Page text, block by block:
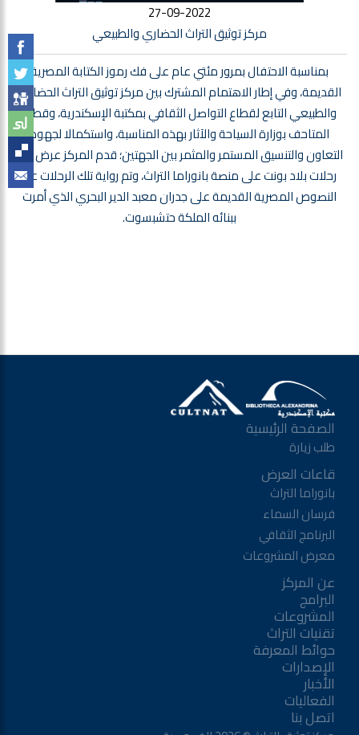
27-09-2022
مركز توثيق التراث الحضاري والطبيعي
بمناسبة الاحتفال بمرور مئتي عام على فك رموز الكتابة المصرية
القديمة، وفي إطار الاهتمام المشترك بين مركز توثيق التراث الحضاري
والطبيعي التابع لقطاع التواصل الثقافي بمكتبة الإسكندرية، وقطاع
المتاحف بوزارة السياحة والآثار بهذه المناسبة، واستكمالا لجهود
التعاون والتنسيق المستمر والمثمر بين الجهتين؛ قدم المركز عرض عن
رحلات بلاد بونت على منصة بانوراما التراث، وتم رواية تلك الرحلات عبر
النصوص المصرية القديمة على جدران معبد الدير البحري الذي أمرت
ببنائه الملكة حتشبسوت.
الصفحة الرئيسية
طلب زيارة
قاعات العرض
بانوراما التراث
فرسان السماء
البرنامج الثقافي
معرض المشروعات
عن المركز
البرامج
المشروعات
تقنيات التراث
حوائط المعرفة
الإصدارات
الأخبار
الفعاليات
اتصل بنا